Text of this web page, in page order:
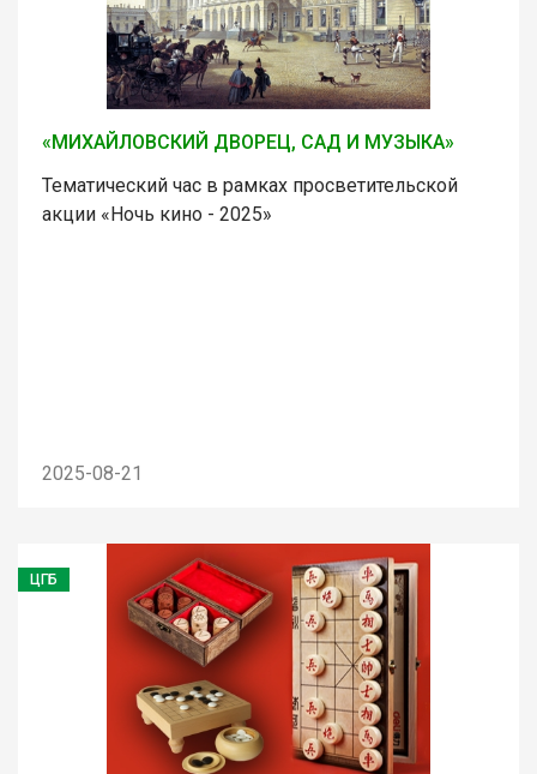
«МИХАЙЛОВСКИЙ ДВОРЕЦ, САД И МУЗЫКА»
Тематический час в рамках просветительской
акции «Ночь кино - 2025»
2025-08-21
ЦГБ